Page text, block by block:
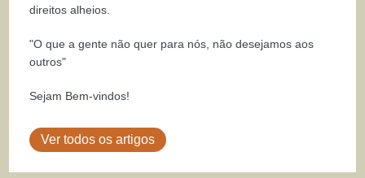
direitos alheios.
"O que a gente não quer para nós, não desejamos aos
outros"
Sejam Bem-vindos!
Ver todos os artigos